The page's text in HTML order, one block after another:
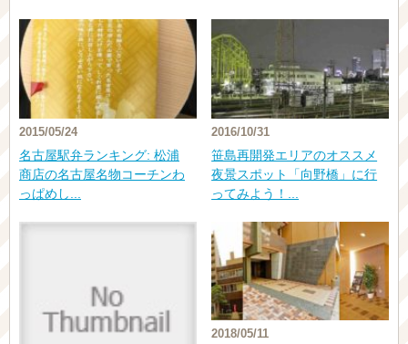
2015/05/24
名古屋駅弁ランキング: 松浦
商店の名古屋名物コーチンわ
っぱめし...
2016/10/31
笹島再開発エリアのオススメ
夜景スポット「向野橋」に行
ってみよう！...
2018/05/11